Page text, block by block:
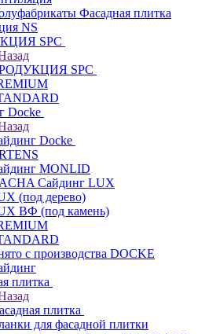
Фасадная плитка
NS
SPC
SPC
Docke
Docke
MONLID
Сайдинг LUX
(под дерево)
ВФ (под камень)
с производства DOCKE
плитка
плитка
для фасадной плитки